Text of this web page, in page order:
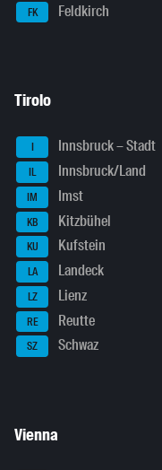
FK Feldkirch
Tirolo
I Innsbruck – Stadt
IL Innsbruck/Land
IM Imst
KB Kitzbühel
KU Kufstein
LA Landeck
LZ Lienz
RE Reutte
SZ Schwaz
Vienna